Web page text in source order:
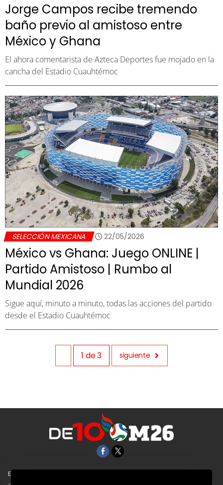
Jorge Campos recibe tremendo
baño previo al amistoso entre
México y Ghana
El ahora comentarista de Azteca Deportes fue mojado en la
cancha del Estadio Cuauhtémoc
SELECCIÓN MEXICANA 22/05/2026
México vs Ghana: Juego ONLINE |
Partido Amistoso | Rumbo al
Mundial 2026
Sigue aquí, minuto a minuto, todas las acciones del partido
desde el Estadio Cuauhtémoc
1 de3 siguiente
EL UNIVERSAL